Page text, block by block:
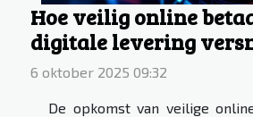
Hoe veilig online
digitale levering
6 oktober 2025 09:32
De opkomst van veilige